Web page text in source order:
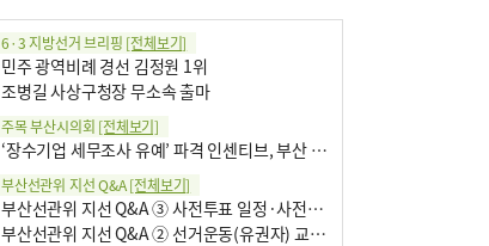
6·3 지방선거 브리핑 [전체보기]
민주 광역비례 경선 김정원 1위
조병길 사상구청장 무소속 출마
주목 부산시의회 [전체보기]
‘장수기업 세무조사 유예’ 파격 인센티브, 부산 유출 막을까
부산선관위 지선 Q&A[전체보기]
부산선관위 지선 Q&A ③ 사전투표 일정·사전투표함 보관
부산선관위 지선 Q&A ② 선거운동(유권자) 교육감투표용지